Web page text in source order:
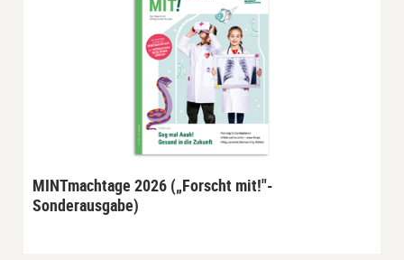
MINTmachtage 2026 („Forscht mit!"-
Sonderausgabe)